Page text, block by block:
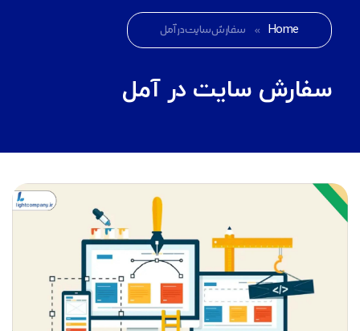
Home
» سفارش سایت در آمل
سفارش سایت در آمل